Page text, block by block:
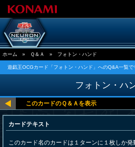
ホーム » Ｑ＆Ａ » フォトン・ハンド
遊戯王OCGカード「フォトン・ハンド」へのQ&A一覧で
フォトン・ハ
カードテキスト
このカード名のカードは１ターンに１枚しか